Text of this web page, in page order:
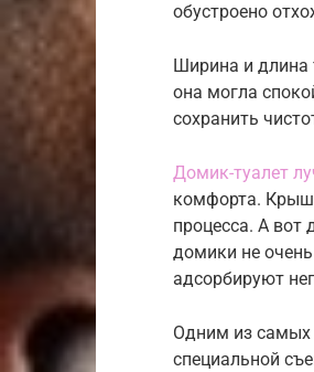
обустроено
Ширина и длина
она могла
сохранить
Домик-туалет
комфорта.
процесса. А вот
домики не
адсорбируют
Одним из самых
специальной